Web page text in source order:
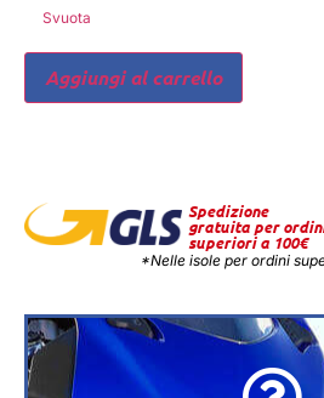
Svuota
Aggiungi al carrello
Spedizione
gratuita per
superiori a 100€
*Nelle isole per ordini